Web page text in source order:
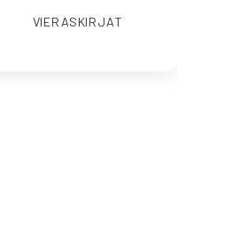
VIERASKIRJAT